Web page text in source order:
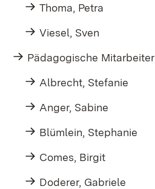
Thoma, Petra
Viesel, Sven
Pädagogische Mitarbeiter
Albrecht, Stefanie
Anger, Sabine
Blümlein, Stephanie
Comes, Birgit
Doderer, Gabriele